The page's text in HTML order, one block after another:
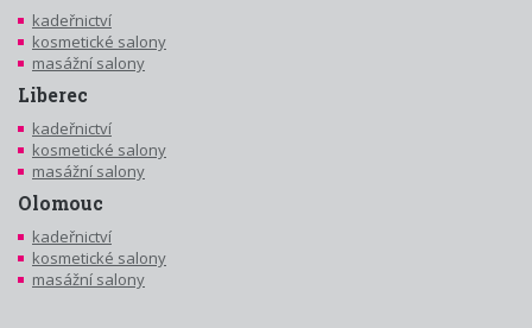
kadeřnictví
kosmetické salony
masážní salony
Liberec
kadeřnictví
kosmetické salony
masážní salony
Olomouc
kadeřnictví
kosmetické salony
masážní salony